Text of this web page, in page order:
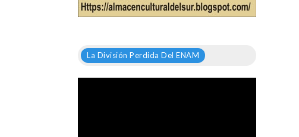
La División Perdida Del ENAM